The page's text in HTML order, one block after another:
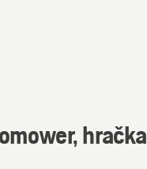
hračka